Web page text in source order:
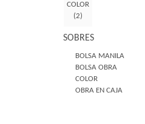
COLOR
(2)
SOBRES
BOLSA MANILA
BOLSA OBRA
COLOR
OBRA EN CAJA